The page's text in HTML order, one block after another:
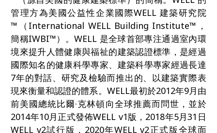
管理方為美國公益性企業國際WELL 建築研究院
™（International WELL Building Institute™，
簡稱IWBI™）。WELL 是全球首部專注通過室內環
境來提升人體健康與福祉的建築認證標準，是經過
國際知名的健康科學專家、建築科學專家經過長達
7年的對話、研究及檢驗而推出的、以建築實際表
現來衡量和認證的體系。WELL最初於2012年9月由
前美國總統比爾·克林頓向全球推薦而問世，並於
2014年10月正式發佈WELL v1版，2018年5月31日
WELL v2試行版，2020年WELL v2正式版全球面